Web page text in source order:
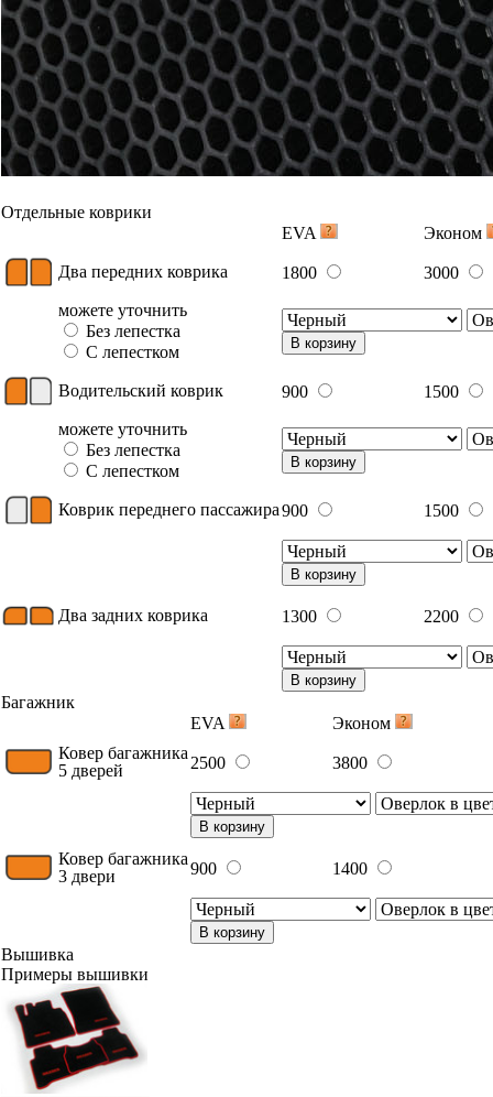
Отдельные коврики
EVA
Эконом
Два передних коврика 1800
3000
можете уточнить
Без лепестка
С лепестком
В корзину
Водительский коврик 900
1500
можете уточнить
Без лепестка
С лепестком
В корзину
Коврик переднего пассажира900 1500
В корзину
Два задних коврика 1300 2200
В корзину
Багажник
EVA
Эконом
Ковер багажника
5 дверей
2500 3800
В корзину
Ковер багажника
3 двери
900 1400
В корзину
Вышивка
Примеры вышивки